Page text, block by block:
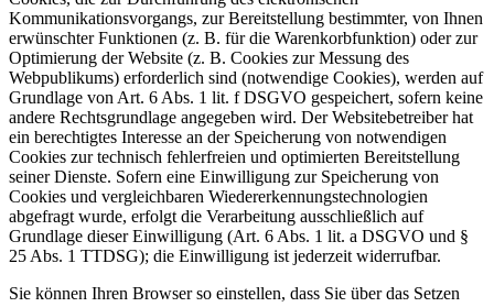
Kommunikationsvorgangs, zur Bereitstellung bestimmter, von Ihnen
erwünschter Funktionen (z. B. für die Warenkorbfunktion) oder zur
Optimierung der Website (z. B. Cookies zur Messung des
Webpublikums) erforderlich sind (notwendige Cookies), werden auf
Grundlage von Art. 6 Abs. 1 lit. f DSGVO gespeichert, sofern keine
andere Rechtsgrundlage angegeben wird. Der Websitebetreiber hat
ein berechtigtes Interesse an der Speicherung von notwendigen
Cookies zur technisch fehlerfreien und optimierten Bereitstellung
seiner Dienste. Sofern eine Einwilligung zur Speicherung von
Cookies und vergleichbaren Wiedererkennungstechnologien
abgefragt wurde, erfolgt die Verarbeitung ausschließlich auf
Grundlage dieser Einwilligung (Art. 6 Abs. 1 lit. a DSGVO und §
25 Abs. 1 TTDSG); die Einwilligung ist jederzeit widerrufbar.
Sie können Ihren Browser so einstellen, dass Sie über das Setzen